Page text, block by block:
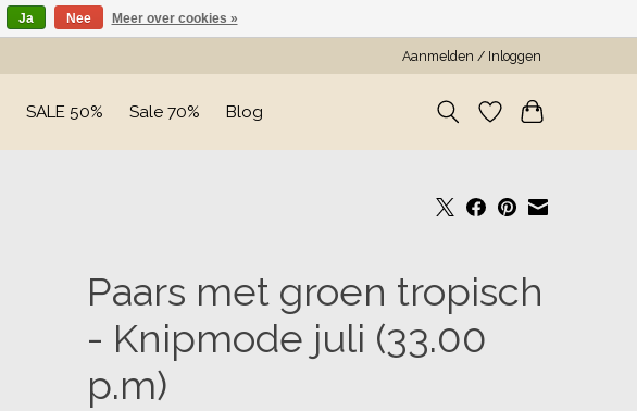
Aanmelden / Inloggen
SALE 50% Sale 70% Blog
Paars met groen tropisch
- Knipmode juli (33.00
p.m)
Ja Nee Meer over cookies »